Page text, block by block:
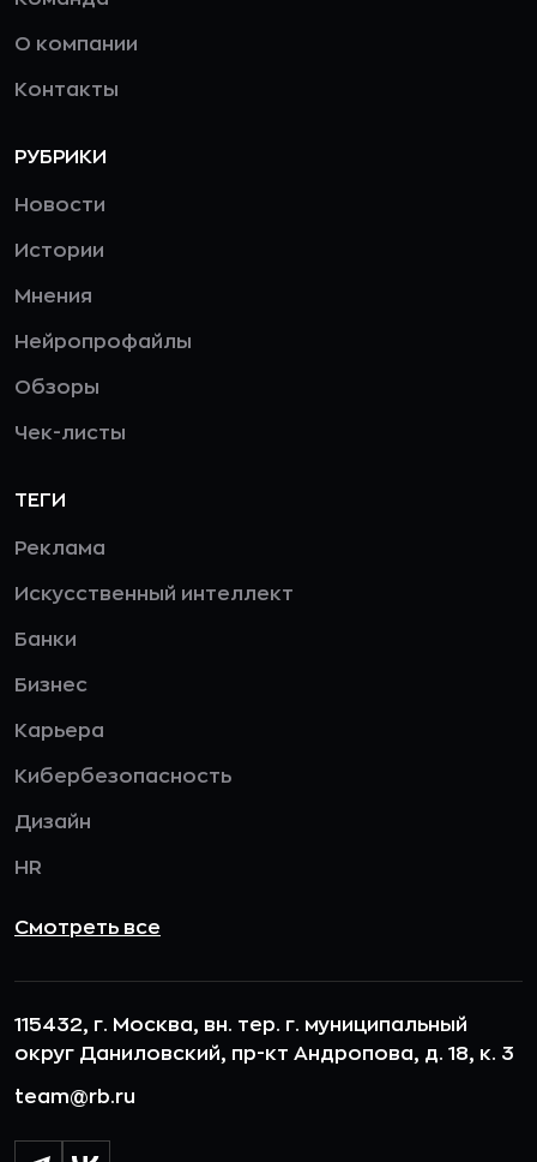
О компании
Контакты
РУБРИКИ
Новости
Истории
Мнения
Нейропрофайлы
Обзоры
Чек-листы
ТЕГИ
Реклама
Искусственный интеллект
Банки
Бизнес
Карьера
Кибербезопасность
Дизайн
HR
Смотреть все
115432, г. Москва, вн. тер. г. муниципальный
округ Даниловский, пр-кт Андропова, д. 18, к. 3
team@rb.ru